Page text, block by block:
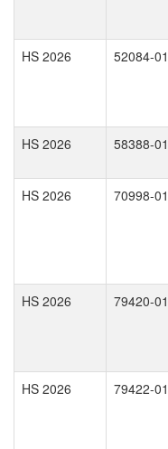
HS 2026
52084-01
HS 2026 58388-01
HS 2026
70998-01
HS 2026
79420-01
HS 2026 79422-01